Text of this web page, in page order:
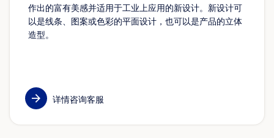
作出的富有美感并适用于工业上应用的新设计。新设计可
以是线条、图案或色彩的平面设计，也可以是产品的立体
造型。
详情咨询客服